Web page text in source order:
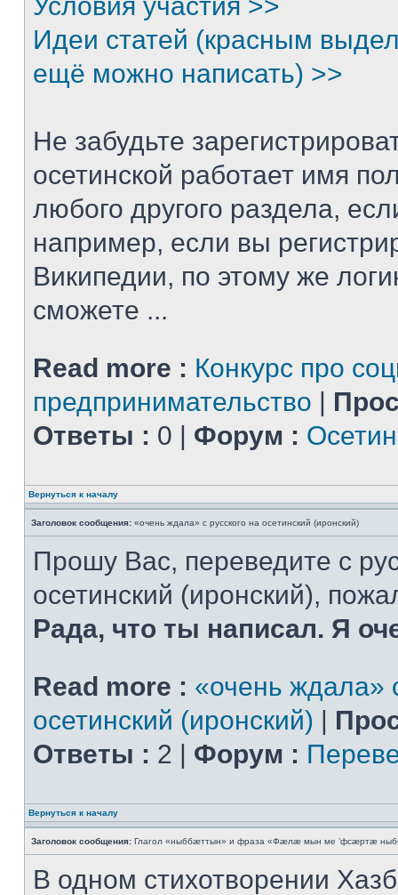
Идеи статей (красным
ещё можно написать) >>
Не забудьте
осетинской работает имя
любого другого раздела,
например, если вы
Википедии, по этому же
сможете ...
Read more : Конкурс про
предпринимательство |
Ответы : 0 | Форум :
Вернуться к началу
Заголовок сообщения: «очень ждала» с русского на осетинский (иронский)
Прошу Вас, переведите с
осетинский (иронский),
Рада, что ты написал. Я
Read more : «очень ждала»
осетинский (иронский) |
Ответы : 2 | Форум :
Вернуться к началу
Заголовок сообщения: Глагол «ныббæттын» и фраза «Фæлæ мын ме ’фсæртæ
В одном стихотворении